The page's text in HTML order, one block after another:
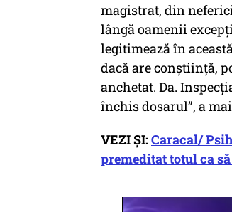
magistrat, din
lângă oamenii
legitimează în
dacă are conștiință,
anchetat. Da.
închis dosarul”, a
VEZI ȘI:Caracal/
premeditat totul ca